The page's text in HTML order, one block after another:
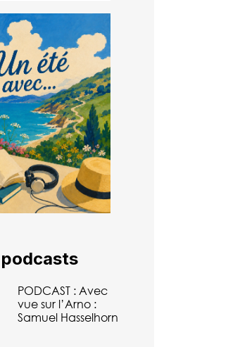
PODCAST : Avec
vue sur l’Arno :
Samuel Hasselhorn